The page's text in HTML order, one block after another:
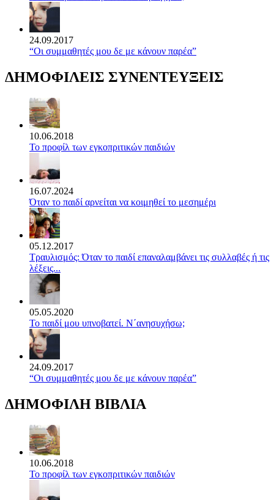
24.09.2017
“Οι συμμαθητές μου δε με κάνουν παρέα”
ΔΗΜΟΦΙΛΕΙΣ ΣΥΝΕΝΤΕΥΞΕΙΣ
10.06.2018
Το προφίλ των εγκοπριτικών παιδιών
16.07.2024
Όταν το παιδί αρνείται να κοιμηθεί το μεσημέρι
05.12.2017
Τραυλισμός: Όταν το παιδί επαναλαμβάνει τις συλλαβές ή τις
λέξεις...
05.05.2020
Το παιδί μου υπνοβατεί. Ν΄ανησυχήσω;
24.09.2017
“Οι συμμαθητές μου δε με κάνουν παρέα”
ΔΗΜΟΦΙΛΗ ΒΙΒΛΙΑ
10.06.2018
Το προφίλ των εγκοπριτικών παιδιών